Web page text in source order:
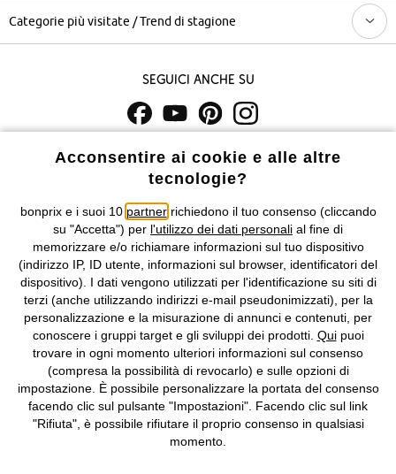
Categorie più visitate / Trend di stagione
Seguici anche su
I prezzi sono IVA inclusa. Non includonole spese di spedizione e i
Condizioni di vendita Accessibilità
Informativa privacy e cookie Gestione dei cookie
Informazioni legali Diritto di recesso
© 2026 bonprix.
Tutti i diritti riservati.
bonprix S.r.l. con socio unico, sede legale: via Adua 33 - 13855
Valdengo (BI) C.F. 01510910027 - P.I. 01939830020, Reg. Imprese di
Biella n. 01510910027, R.E.A. BI - 171345, N. Reg. Pile:
IT09060P00000858, N. Reg. AEE: IT08020000002105 Capitale
Sociale: euro 1.000.000 i.v, Società soggetta all'attività di direzione
e coordinamento di bonprix Beteiligungs -Verwaltungsgesellschaft
Acconsentire ai cookie e alle altre
tecnologie?
bonprix e i suoi 10 partnerrichiedono il tuo consenso (cliccando
su "Accetta") per l'utilizzo dei dati personali al fine di
memorizzare e/o richiamare informazioni sul tuo dispositivo
(indirizzo IP, ID utente, informazioni sul browser, identificatori del
dispositivo). I dati vengono utilizzati per l'identificazione su siti di
terzi (anche utilizzando indirizzi e-mail pseudonimizzati), per la
personalizzazione e la misurazione di annunci e contenuti, per
conoscere i gruppi target e gli sviluppi dei prodotti. Quipuoi
trovare in ogni momento ulteriori informazioni sul consenso
(compresa la possibilità di revocarlo) e sulle opzioni di
impostazione. È possibile personalizzare la portata del consenso
facendo clic sul pulsante "Impostazioni". Facendo clic sul link
"Rifiuta", è possibile rifiutare il proprio consenso in qualsiasi
momento.